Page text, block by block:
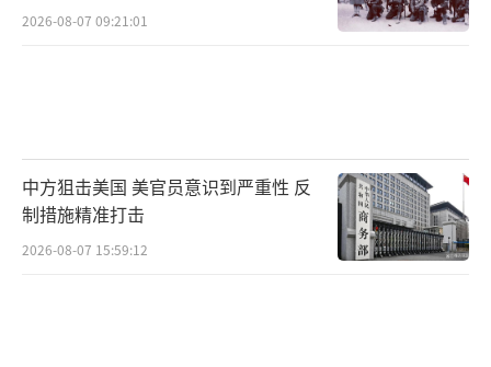
2026-08-07 09:21:01
中方狙击美国 美官员意识到严重性 反
制措施精准打击
2026-08-07 15:59:12